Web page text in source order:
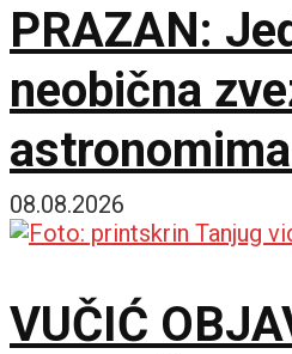
PRAZAN:
neobična
čekaju
08.08.2026
VUČIĆ